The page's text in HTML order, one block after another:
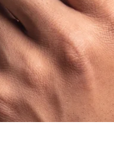
devices
essentials Gel
мужчин